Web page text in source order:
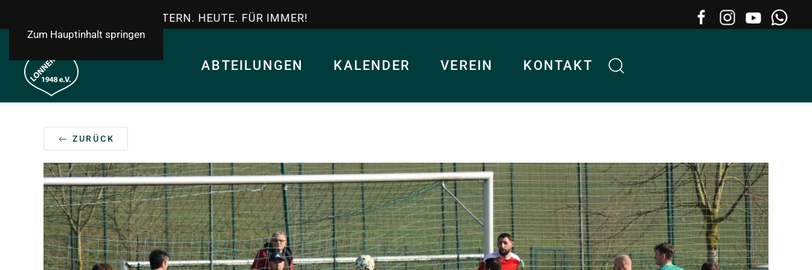
Zum Hauptinhalt springen
TSV LONNERSTADT - GESTERN. HEUTE. FÜR IMMER!
ABTEILUNGEN KALENDER VEREIN KONTAKT
ZURÜCK